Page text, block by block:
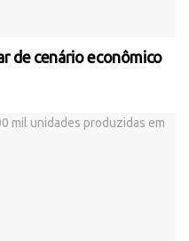
de cenário econômico